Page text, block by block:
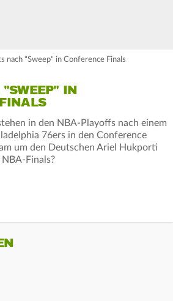
nach "Sweep" in Conference Finals
IN
in den NBA-Playoffs nach einem
76ers in den Conference
um den Deutschen Ariel Hukporti
Finals?